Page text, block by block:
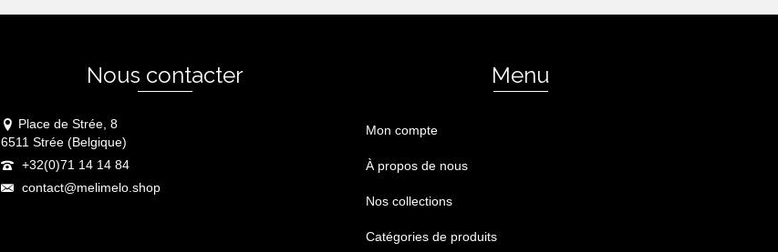
Nous contacter
Place de Strée, 8
6511 Strée (Belgique)
+32(0)71 14 14 84
contact@melimelo.shop
Menu
Mon compte
À propos de nous
Nos collections
Catégories de produits